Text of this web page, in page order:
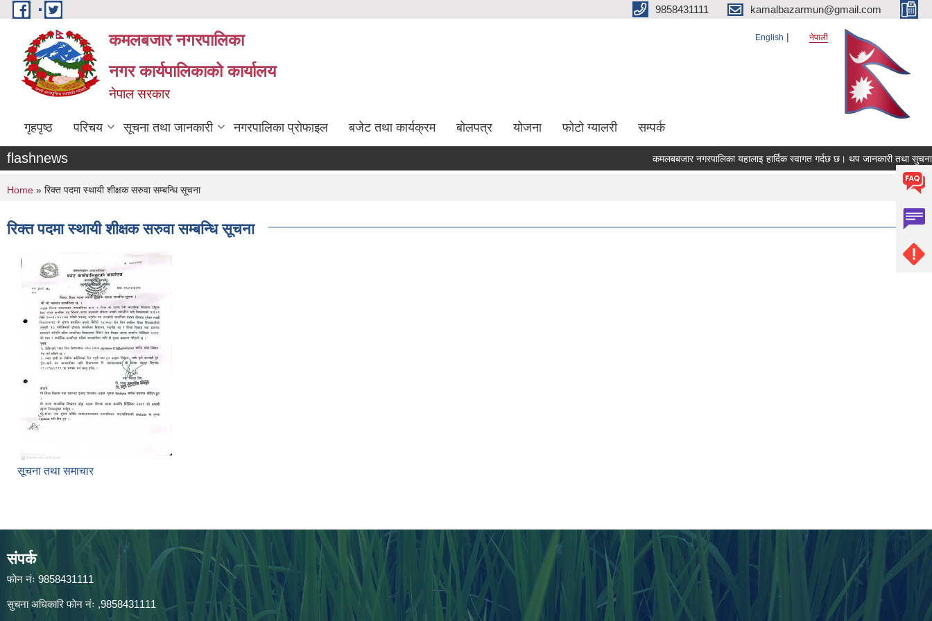
Skip to main content 9858431111 kamalbazarmun@gmail.com
कमलबजार नगरपालिका
नगर कार्यपालिकाको कार्यालय
नेपाल सरकार
English नेपाली
गृहपृष्ठ परिचय सूचना तथा जानकारी नगरपालिका प्राेफाइल बजेट तथा कार्यक्रम बोलपत्र योजना फोटो ग्यालरी सम्पर्क
flashnews कमलबबजार नगरपालिका यहालाइ हार्दिक स्वागत गर्दछ छ। थप जानकारी तथा
You are here
Home » रिक्त पदमा स्थायी शीक्षक सरुवा सम्बन्धि सूचना
रिक्त पदमा स्थायी शीक्षक सरुवा सम्बन्धि सूचना
सूचना तथा समाचार
संपर्क
फाेन नंः 9858431111
सुचना अधिकारि फाेन नंः ,9858431111